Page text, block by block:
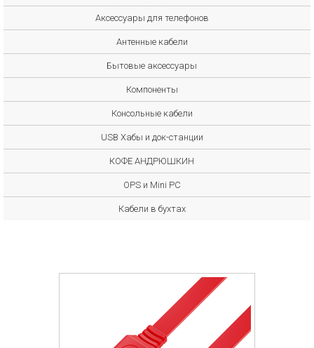
Аксессуары для телефонов
Антенные кабели
Бытовые аксессуары
Компоненты
Консольные кабели
USB Хабы и док-станции
КОФЕ АНДРЮШКИН
OPS и Mini PC
Кабели в бухтах